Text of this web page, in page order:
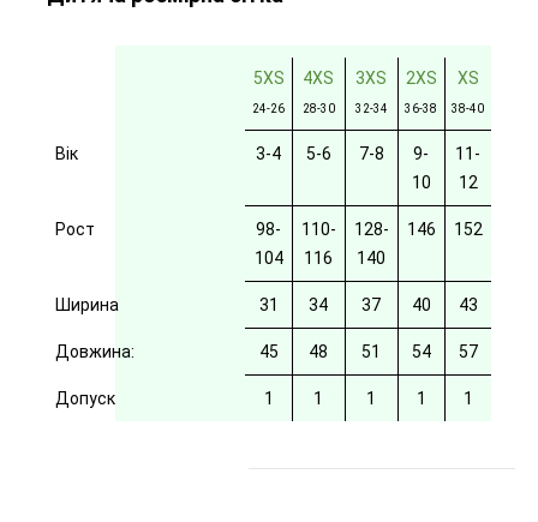
5XS
24-26
4XS
28-30
3XS
32-34
2XS
36-38
XS
38-40
Вік 3-4 5-6 7-8
9-
10
11-
12
Рост
98-
104
110-
116
128-
140
146 152
Ширина 31 34 37 40 43
Довжина: 45 48 51 54 57
Допуск 1 1 1 1 1